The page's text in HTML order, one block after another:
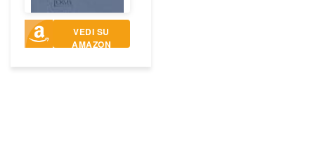
VEDI SU
AMAZON